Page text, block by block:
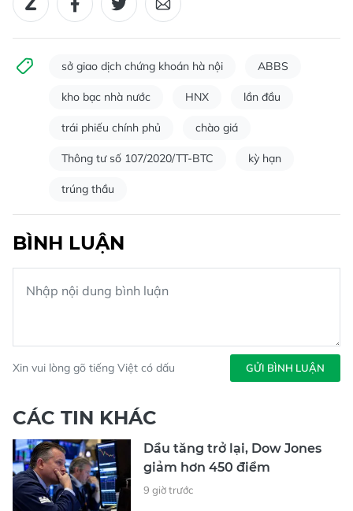
sở giao dịch chứng khoán hà nội ABBS
kho bạc nhà nước HNX lần đầu
trái phiếu chính phủ chào giá
Thông tư số 107/2020/TT-BTC kỳ hạn
trúng thầu
BÌNH LUẬN
Xin vui lòng gõ tiếng Việt có dấu GỬI BÌNH LUẬN
CÁC TIN KHÁC
Dầu tăng trở lại, Dow Jones
giảm hơn 450 điểm
9 giờ trước